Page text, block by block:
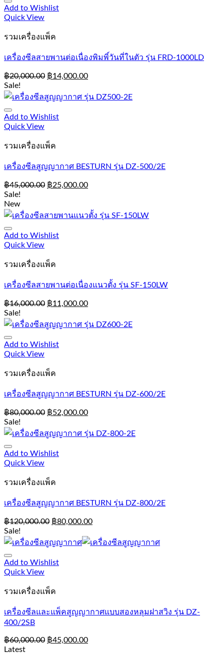
Add to Wishlist
Quick View
รวมเครื่องแพ็ค
เครื่องซีลสายพานต่อเนื่องพิมพิ์วันที่ในตัว รุ่น FRD-1000LD
฿20,000.00 ฿14,000.00
Sale!
Add to Wishlist
Quick View
รวมเครื่องแพ็ค
เครื่องซีลสูญญากาศ BESTURN รุ่น DZ-500/2E
฿45,000.00 ฿25,000.00
Sale!
New
Add to Wishlist
Quick View
รวมเครื่องแพ็ค
เครื่องซีลสายพานต่อเนื่องแนวตั้ง รุ่น SF-150LW
฿16,000.00 ฿11,000.00
Sale!
Add to Wishlist
Quick View
รวมเครื่องแพ็ค
เครื่องซีลสูญญากาศ BESTURN รุ่น DZ-600/2E
฿80,000.00 ฿52,000.00
Sale!
Add to Wishlist
Quick View
รวมเครื่องแพ็ค
เครื่องซีลสูญญากาศ BESTURN รุ่น DZ-800/2E
฿120,000.00 ฿80,000.00
Sale!
Add to Wishlist
Quick View
รวมเครื่องแพ็ค
เครื่องซีลและแพ็คสูญญากาศแบบสองหลุมฝาสวิง รุ่น DZ-
400/2SB
฿60,000.00 ฿45,000.00
Latest